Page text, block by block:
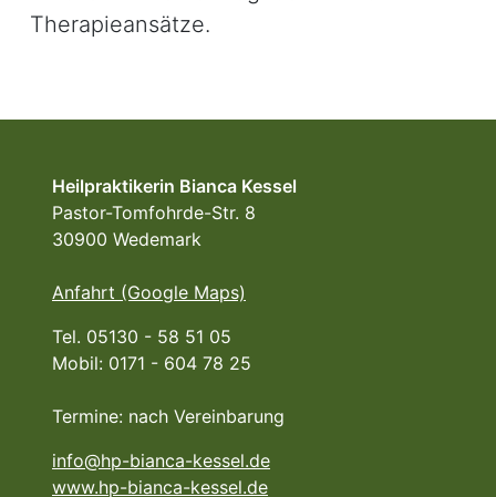
Therapieansätze.
Heilpraktikerin Bianca Kessel
Pastor-Tomfohrde-Str. 8
30900 Wedemark
Anfahrt (Google Maps)
Tel. 05130 - 58 51 05
Mobil: 0171 - 604 78 25
Termine: nach Vereinbarung
info@hp-bianca-kessel.de
www.hp-bianca-kessel.de